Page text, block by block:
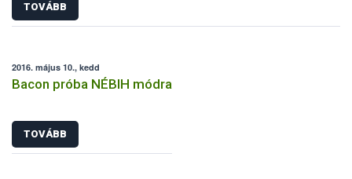
TOVÁBB
2016. május 10., kedd
Bacon próba NÉBIH módra
TOVÁBB